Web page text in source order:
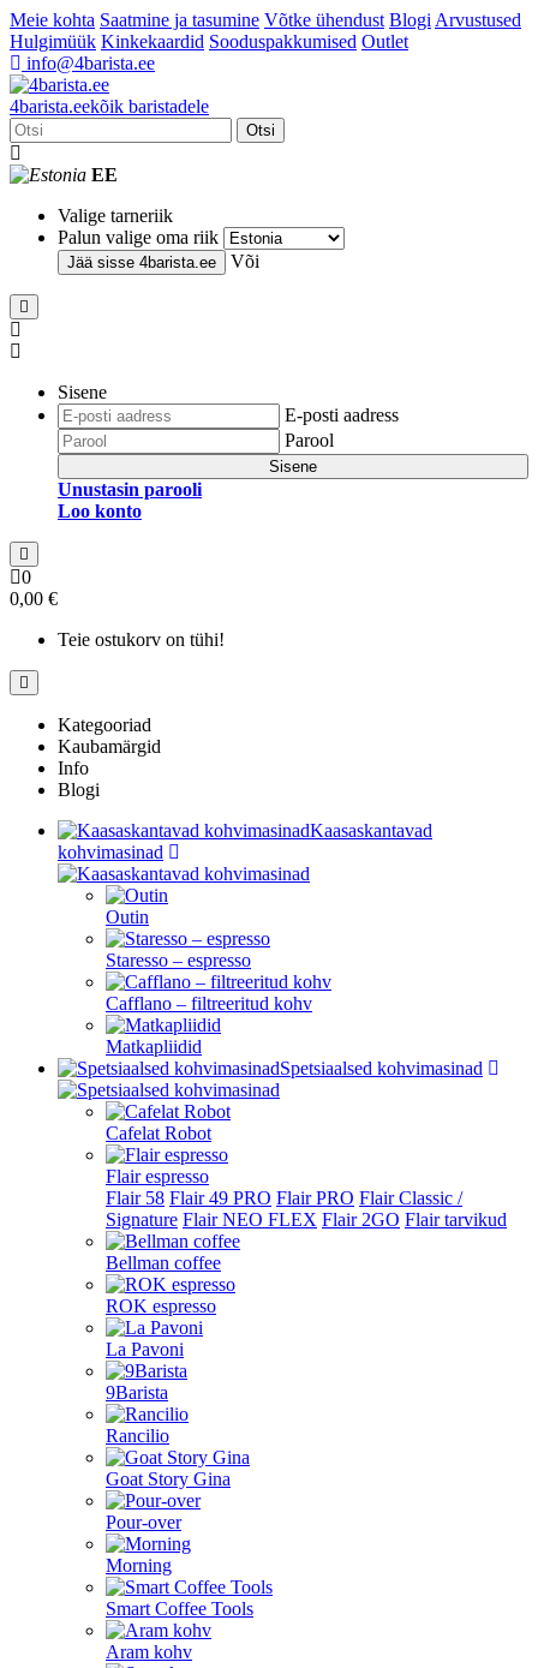
Meie kohta Saatmine ja tasumine Võtke ühendust Blogi Arvustused
Hulgimüük Kinkekaardid Sooduspakkumised Outlet
info@4barista.ee
4barista.eekõik baristadele
Otsi
EE
Valige tarneriik
Palun valige oma riik
Jää sisse 4barista.ee Või
Sisene
E-posti aadress
Parool
Sisene
Unustasin parooli
Loo konto
0
0,00 €
Teie ostukorv on tühi!
Kategooriad
Kaubamärgid
Info
Blogi
Kaasaskantavad
kohvimasinad
Outin
Staresso – espresso
Cafflano – filtreeritud kohv
Matkapliidid
Spetsiaalsed kohvimasinad
Cafelat Robot
Flair espresso
Flair 58 Flair 49 PRO Flair PRO Flair Classic /
Signature Flair NEO FLEX Flair 2GO Flair tarvikud
Bellman coffee
ROK espresso
La Pavoni
9Barista
Rancilio
Goat Story Gina
Pour-over
Morning
Smart Coffee Tools
Aram kohv